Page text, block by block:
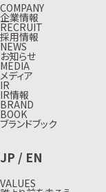
COMPANY
企業情報
RECRUIT
採用情報
NEWS
お知らせ
MEDIA
メディア
IR
IR情報
BRAND
BOOK
ブランドブック
JP / EN
VALUES